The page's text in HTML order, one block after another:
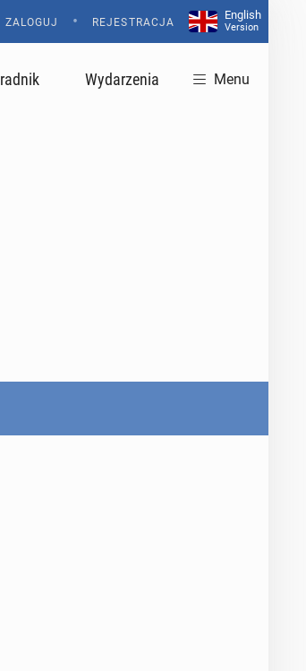
ZALOGUJ • REJESTRACJA
English
Version
Wydarzenia Menu